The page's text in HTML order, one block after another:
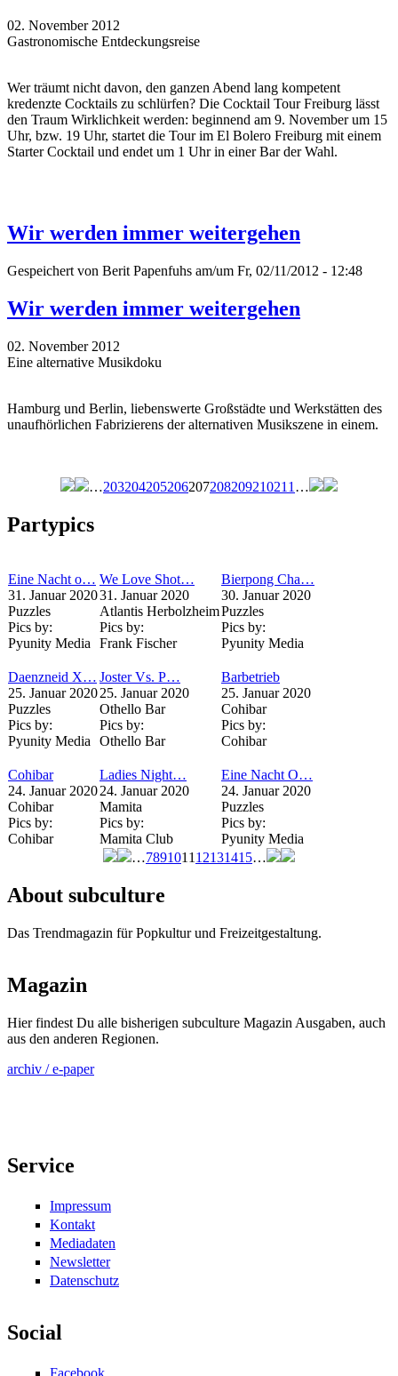
02. November 2012
Gastronomische Entdeckungsreise
Wer träumt nicht davon, den ganzen Abend lang kompetent
kredenzte Cocktails zu schlürfen? Die Cocktail Tour Freiburg lässt
den Traum Wirklichkeit werden: beginnend am 9. November um 15
Uhr, bzw. 19 Uhr, startet die Tour im El Bolero Freiburg mit einem
Starter Cocktail und endet um 1 Uhr in einer Bar der Wahl.
Wir werden immer weitergehen
Gespeichert von Berit Papenfuhs am/um Fr, 02/11/2012 - 12:48
Wir werden immer weitergehen
02. November 2012
Eine alternative Musikdoku
Hamburg und Berlin, liebenswerte Großstädte und Werkstätten des
unaufhörlichen Fabrizierens der alternativen Musikszene in einem.
…203204205206207208209210211 …
Partypics
Eine Nacht o…
31. Januar 2020
Puzzles
Pics by:
Pyunity Media
We Love Shot…
31. Januar 2020
Atlantis Herbolzheim
Pics by:
Frank Fischer
Bierpong Cha…
30. Januar 2020
Puzzles
Pics by:
Pyunity Media
Daenzneid X…
25. Januar 2020
Puzzles
Pics by:
Pyunity Media
Joster Vs. P…
25. Januar 2020
Othello Bar
Pics by:
Othello Bar
Barbetrieb
25. Januar 2020
Cohibar
Pics by:
Cohibar
Cohibar
24. Januar 2020
Cohibar
Pics by:
Cohibar
Ladies Night…
24. Januar 2020
Mamita
Pics by:
Mamita Club
Eine Nacht O…
24. Januar 2020
Puzzles
Pics by:
Pyunity Media
…7891011 12131415…
About subculture
Das Trendmagazin für Popkultur und Freizeitgestaltung.
Magazin
Hier findest Du alle bisherigen subculture Magazin Ausgaben, auch
aus den anderen Regionen.
archiv / e-paper
Service
Impressum
Kontakt
Mediadaten
Newsletter
Datenschutz
Social